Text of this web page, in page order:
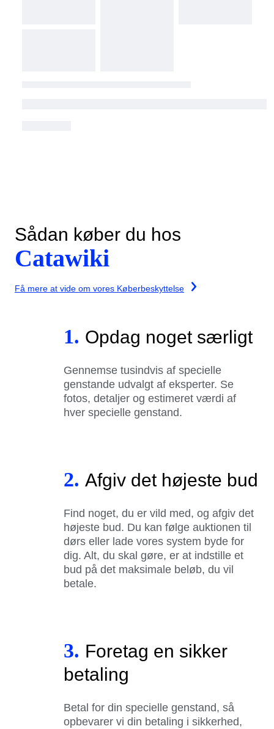
Sådan køber du hos
Catawiki
Få mere at vide om vores Køberbeskyttelse
1. Opdag noget særligt
Gennemse tusindvis af specielle
genstande udvalgt af eksperter. Se
fotos, detaljer og estimeret værdi af
hver specielle genstand.
2. Afgiv det højeste bud
Find noget, du er vild med, og afgiv det
højeste bud. Du kan følge auktionen til
dørs eller lade vores system byde for
dig. Alt, du skal gøre, er at indstille et
bud på det maksimale beløb, du vil
betale.
3. Foretag en sikker
betaling
Betal for din specielle genstand, så
opbevarer vi din betaling i sikkerhed,